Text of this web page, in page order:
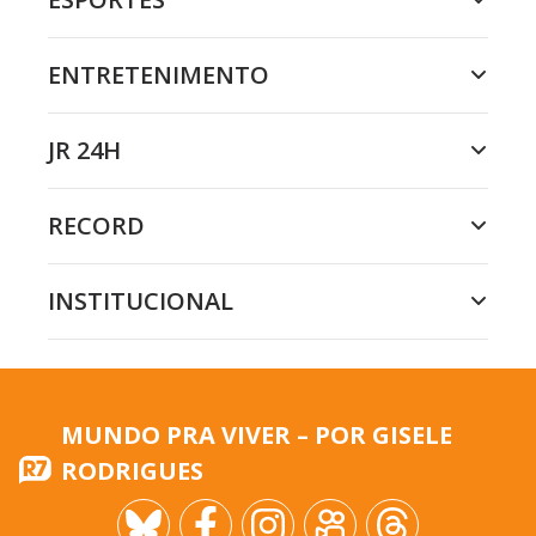
ENTRETENIMENTO
JR 24H
RECORD
INSTITUCIONAL
MUNDO PRA VIVER – POR GISELE
RODRIGUES